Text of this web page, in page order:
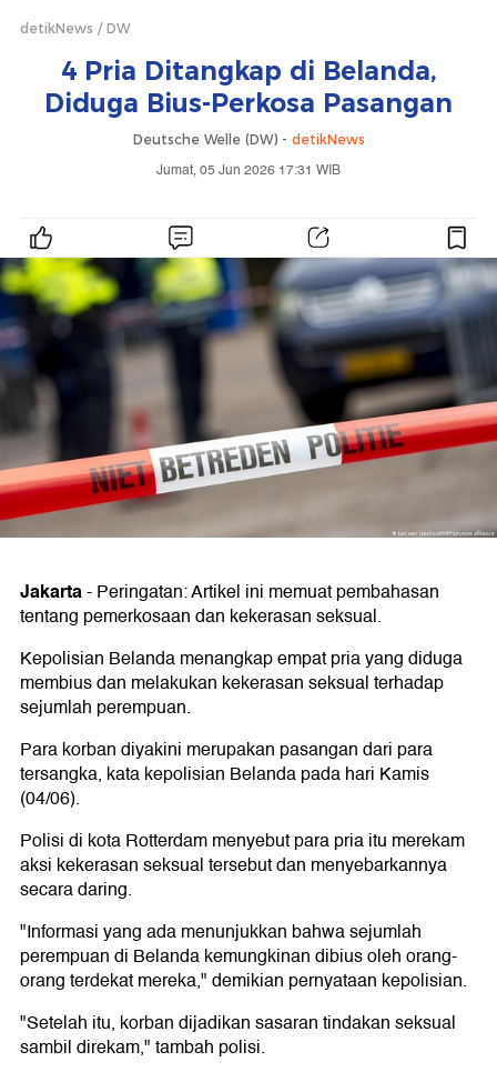
detikNews DW
4 Pria Ditangkap di Belanda,
Diduga Bius-Perkosa Pasangan
Deutsche Welle (DW) - detikNews
Jumat, 05 Jun 2026 17:31 WIB
Jakarta-Peringatan: Artikel ini memuat pembahasan
tentang pemerkosaan dan kekerasan seksual.
Kepolisian Belanda menangkap empat pria yang diduga
membius dan melakukan kekerasan seksual terhadap
sejumlah perempuan.
Para korban diyakini merupakan pasangan dari para
tersangka, kata kepolisian Belanda pada hari Kamis
(04/06).
Polisi di kota Rotterdam menyebut para pria itu merekam
aksi kekerasan seksual tersebut dan menyebarkannya
secara daring.
"Informasi yang ada menunjukkan bahwa sejumlah
perempuan di Belanda kemungkinan dibius oleh orang-
orang terdekat mereka," demikian pernyataan kepolisian.
"Setelah itu, korban dijadikan sasaran tindakan seksual
sambil direkam," tambah polisi.